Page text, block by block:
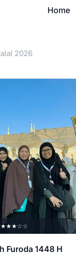
Home
2026
★★★☆☆
Furoda 1448 H